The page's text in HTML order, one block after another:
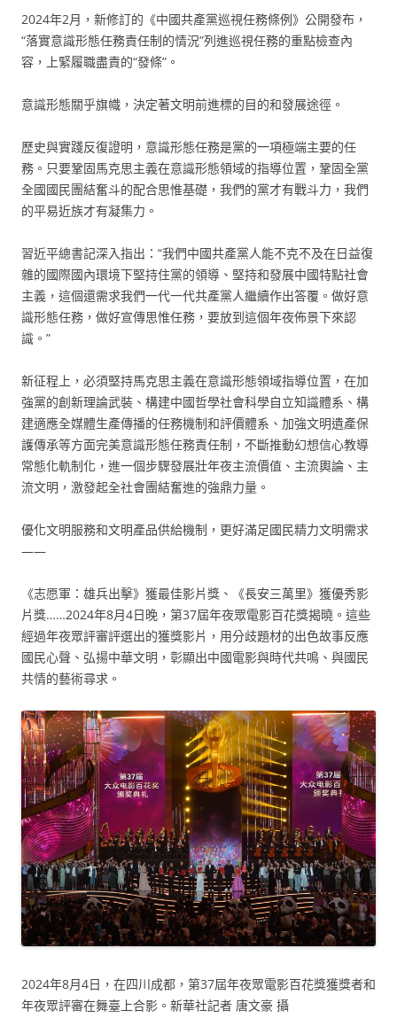
2024年2月，新修訂的《中國共產黨巡視任務條例》公開發布，
“落實意識形態任務責任制的情況”列進巡視任務的重點檢查內
容，上緊履職盡責的“發條”。
意識形態關乎旗幟，決定著文明前進標的目的和發展途徑。
歷史與實踐反復證明，意識形態任務是黨的一項極端主要的任
務。只要鞏固馬克思主義在意識形態領域的指導位置，鞏固全黨
全國國民團結奮斗的配合思惟基礎，我們的黨才有戰斗力，我們
的平易近族才有凝集力。
習近平總書記深入指出：“我們中國共產黨人能不克不及在日益復
雜的國際國內環境下堅持住黨的領導、堅持和發展中國特點社會
主義，這個還需求我們一代一代共產黨人繼續作出答覆。做好意
識形態任務，做好宣傳思惟任務，要放到這個年夜佈景下來認
識。”
新征程上，必須堅持馬克思主義在意識形態領域指導位置，在加
強黨的創新理論武裝、構建中國哲學社會科學自立知識體系、構
建適應全媒體生產傳播的任務機制和評價體系、加強文明遺產保
護傳承等方面完美意識形態任務責任制，不斷推動幻想信心教導
常態化軌制化，進一個步驟發展壯年夜主流價值、主流輿論、主
流文明，激發起全社會團結奮進的強鼎力量。
優化文明服務和文明產品供給機制，更好滿足國民精力文明需求
——
《志愿軍：雄兵出擊》獲最佳影片獎、《長安三萬里》獲優秀影
片獎……2024年8月4日晚，第37屆年夜眾電影百花獎揭曉。這些
經過年夜眾評審評選出的獲獎影片，用分歧題材的出色故事反應
國民心聲、弘揚中華文明，彰顯出中國電影與時代共鳴、與國民
共情的藝術尋求。
2024年8月4日，在四川成都，第37屆年夜眾電影百花獎獲獎者和
年夜眾評審在舞臺上合影。新華社記者 唐文豪 攝